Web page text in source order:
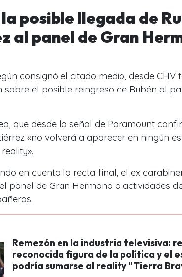
posible llegada de
al panel de Gran
consignó el citado medio, desde CHV
sobre el posible reingreso de Rubén al
que desde la señal de Paramount
«no volverá a aparecer en ningún
en cuenta la recta final, el ex
panel de Gran Hermano o actividades
Remezón en la industria televisiva:
reconocida figura de la política y el
podría sumarse al reality "Tierra